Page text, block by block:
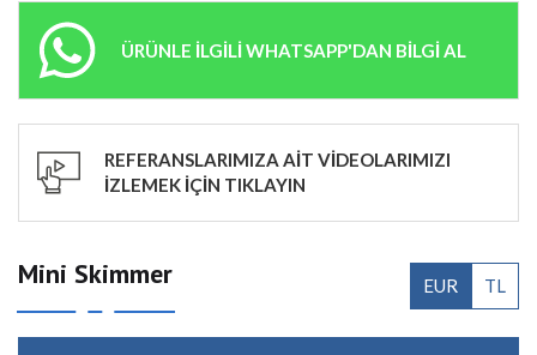
ÜRÜNLE İLGİLİ WHATSAPP'DAN BİLGİ AL
REFERANSLARIMIZA AİT VİDEOLARIMIZI
İZLEMEK İÇİN TIKLAYIN
Mini Skimmer EUR TL